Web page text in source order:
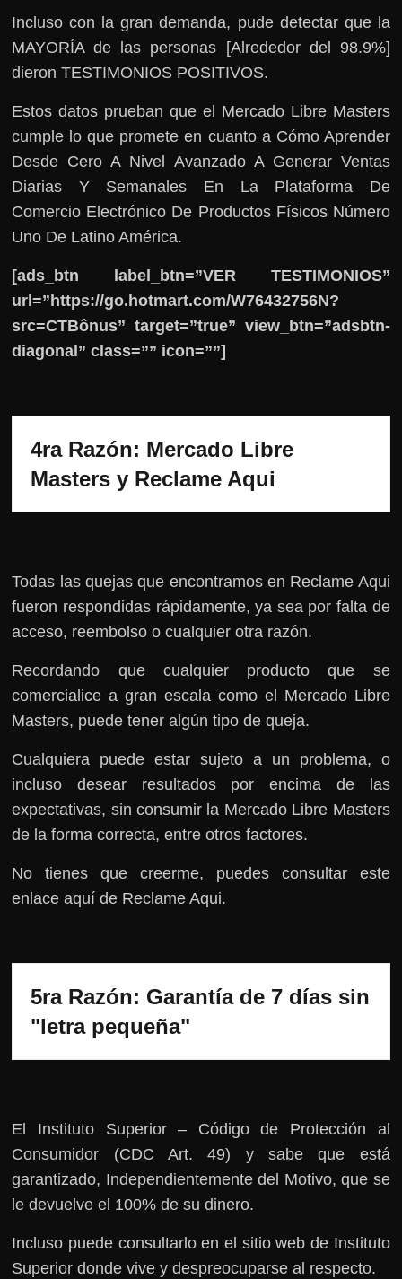
Incluso con la gran demanda, pude detectar que la
MAYORÍA de las personas [Alrededor del 98.9%]
dieron TESTIMONIOS POSITIVOS.
Estos datos prueban que el Mercado Libre Masters
cumple lo que promete en cuanto a Cómo Aprender
Desde Cero A Nivel Avanzado A Generar Ventas
Diarias Y Semanales En La Plataforma De
Comercio Electrónico De Productos Físicos Número
Uno De Latino América.
[ads_btn label_btn=”VER TESTIMONIOS”
url=”https://go.hotmart.com/W76432756N?
src=CTBônus” target=”true” view_btn=”adsbtn-
diagonal” class=”” icon=””]
4ra Razón: Mercado Libre
Masters y Reclame Aqui
Todas las quejas que encontramos en Reclame Aqui
fueron respondidas rápidamente, ya sea por falta de
acceso, reembolso o cualquier otra razón.
Recordando que cualquier producto que se
comercialice a gran escala como el Mercado Libre
Masters, puede tener algún tipo de queja.
Cualquiera puede estar sujeto a un problema, o
incluso desear resultados por encima de las
expectativas, sin consumir la Mercado Libre Masters
de la forma correcta, entre otros factores.
No tienes que creerme, puedes consultar este
enlace aquí de Reclame Aqui.
5ra Razón: Garantía de 7 días sin
"letra pequeña"
El Instituto Superior – Código de Protección al
Consumidor (CDC Art. 49) y sabe que está
garantizado, Independientemente del Motivo, que se
le devuelve el 100% de su dinero.
Incluso puede consultarlo en el sitio web de Instituto
Superior donde vive y despreocuparse al respecto.